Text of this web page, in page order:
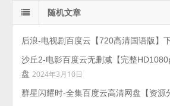
随机文章
后浪-电视剧百度云【720高清国语版】
沙丘2-电影百度云无删减【完整
盘 2024年3月10日
群星闪耀时-全集百度云高清网盘【资源